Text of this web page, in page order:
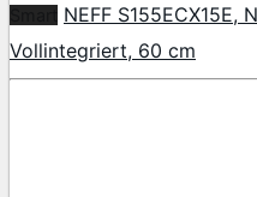
NEFF S155ECX15E,
Vollintegriert, 60 cm